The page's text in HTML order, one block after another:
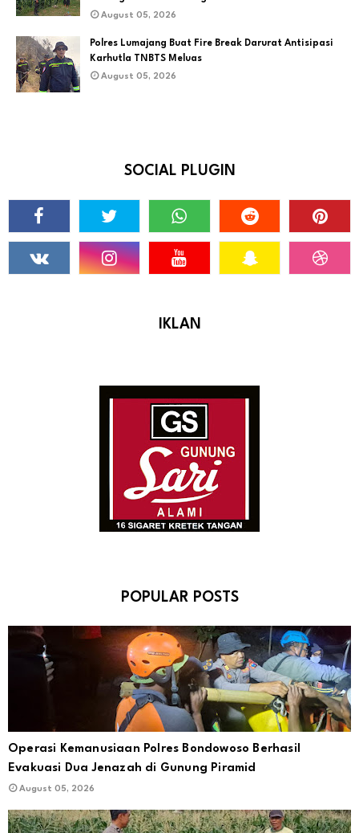
August 05, 2026
Polres Lumajang Buat Fire Break Darurat Antisipasi
Karhutla TNBTS Meluas
August 05, 2026
SOCIAL PLUGIN
IKLAN
POPULAR POSTS
Operasi Kemanusiaan Polres Bondowoso Berhasil
Evakuasi Dua Jenazah di Gunung Piramid
August 05, 2026